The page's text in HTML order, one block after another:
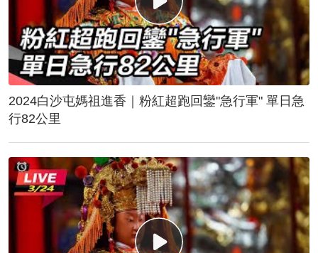
2024白沙屯媽祖進香｜粉紅超跑回鑾"急行軍" 單日急
行82公里